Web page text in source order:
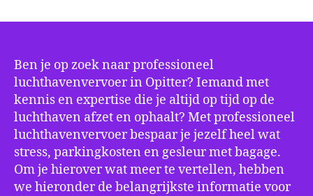
Ben je op zoek naar professioneel
luchthavenvervoer in Opitter? Iemand met
kennis en expertise die je altijd op tijd op de
luchthaven afzet en ophaalt? Met professioneel
luchthavenvervoer bespaar je jezelf heel wat
stress, parkingkosten en gesleur met bagage.
Om je hierover wat meer te vertellen, hebben
we hieronder de belangrijkste informatie voor